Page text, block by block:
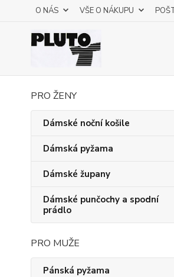
O NÁS VŠE O NÁKUPU
PRO ŽENY
Dámské noční košile
Dámská pyžama
Dámské župany
Dámské punčochy a spodní
prádlo
PRO MUŽE
Pánská pyžama